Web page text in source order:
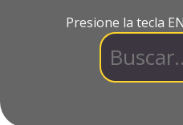
Presione la tecla